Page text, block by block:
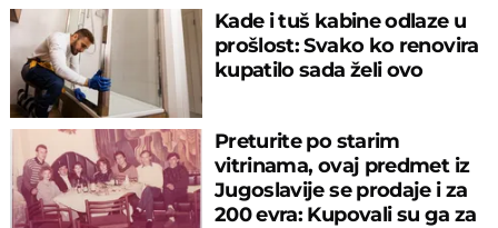
Kade i tuš kabine odlaze u
prošlost: Svako ko renovira
kupatilo sada želi ovo
Preturite po starim
vitrinama, ovaj predmet iz
Jugoslavije se prodaje i za
200 evra: Kupovali su ga za